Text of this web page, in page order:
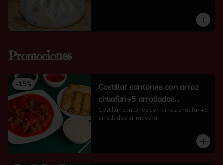
Promociones
-15%
Costillar cantones con arroz
chuafan+5 arrollados
primavera
Costillar cantones con arroz chuafan+5
arrollados primavera